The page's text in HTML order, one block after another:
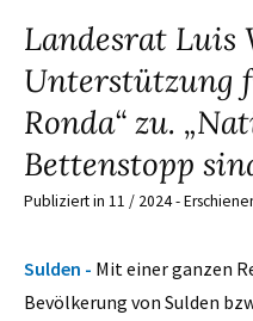
Landesrat Luis
Unterstützung
Ronda“ zu.
Bettenstopp
Publiziert in 11 / 2024 -
Sulden - Mit einer ganzen
Bevölkerung von Sulden